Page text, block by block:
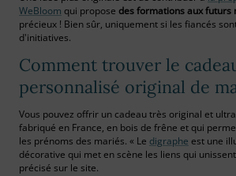
WeBloom qui propose des formations aux futurs
précieux ! Bien sûr, uniquement si les fiancés
d'initiatives.
Comment trouver le
personnalisé original de
Vous pouvez offrir un cadeau très original et
fabriqué en France, en bois de frêne et qui
les prénoms des mariés. « Le digraphe est une
décorative qui met en scène les liens qui
précisé sur le site.